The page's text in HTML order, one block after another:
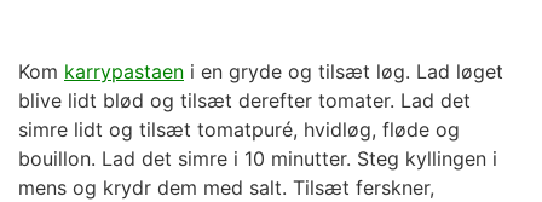
Kom karrypastaen i en gryde og tilsæt løg. Lad løget
blive lidt blød og tilsæt derefter tomater. Lad det
simre lidt og tilsæt tomatpuré, hvidløg, fløde og
bouillon. Lad det simre i 10 minutter. Steg kyllingen i
mens og krydr dem med salt. Tilsæt ferskner,